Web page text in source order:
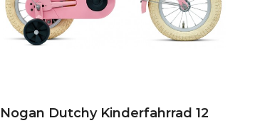
Nogan Dutchy Kinderfahrrad 12